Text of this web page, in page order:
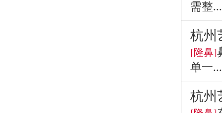
需整...
杭州
[隆鼻]
单一...
杭州